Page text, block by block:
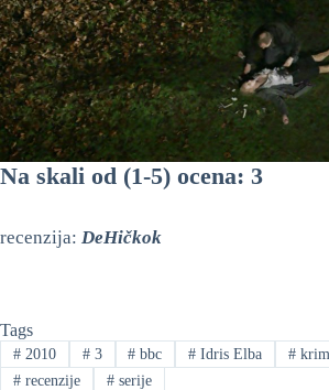
Na skali od (1-5) ocena: 3
recenzija: DeHičkok
Tags
#2010 #3 # bbc # Idris Elba #
#recenzije #serije